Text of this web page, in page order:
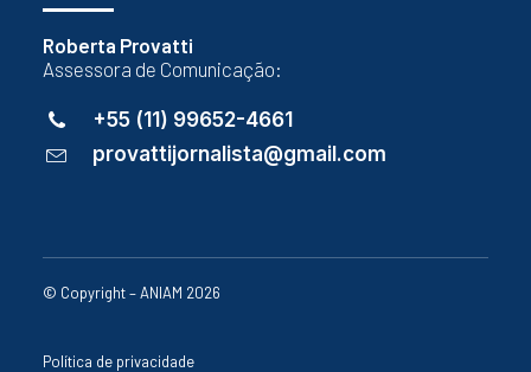
Roberta Provatti
Assessora de Comunicação:
+55 (11) 99652-4661
provattijornalista@gmail.com
© Copyright – ANIAM 2026
Política de privacidade